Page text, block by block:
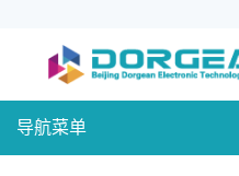
导航菜单